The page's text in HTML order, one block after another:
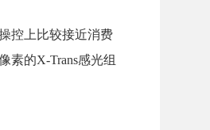
控上比较接近消费
素的X-Trans感光组